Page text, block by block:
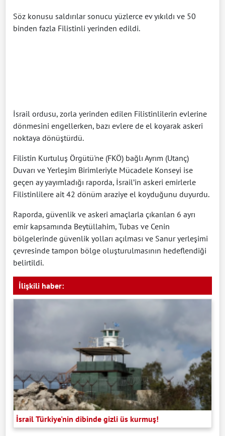
Söz konusu saldırılar sonucu yüzlerce ev yıkıldı ve 50
binden fazla Filistinli yerinden edildi.
İsrail ordusu, zorla yerinden edilen Filistinlilerin evlerine
dönmesini engellerken, bazı evlere de el koyarak askeri
noktaya dönüştürdü.
Filistin Kurtuluş Örgütü'ne (FKÖ) bağlı Ayrım (Utanç)
Duvarı ve Yerleşim Birimleriyle Mücadele Konseyi ise
geçen ay yayımladığı raporda, İsrail’in askeri emirlerle
Filistinlilere ait 42 dönüm araziye el koyduğunu duyurdu.
Raporda, güvenlik ve askeri amaçlarla çıkarılan 6 ayrı
emir kapsamında Beytüllahim, Tubas ve Cenin
bölgelerinde güvenlik yolları açılması ve Sanur yerleşimi
çevresinde tampon bölge oluşturulmasının hedeflendiği
belirtildi.
İlişkili haber:
İsrail Türkiye'nin dibinde gizli üs kurmuş!